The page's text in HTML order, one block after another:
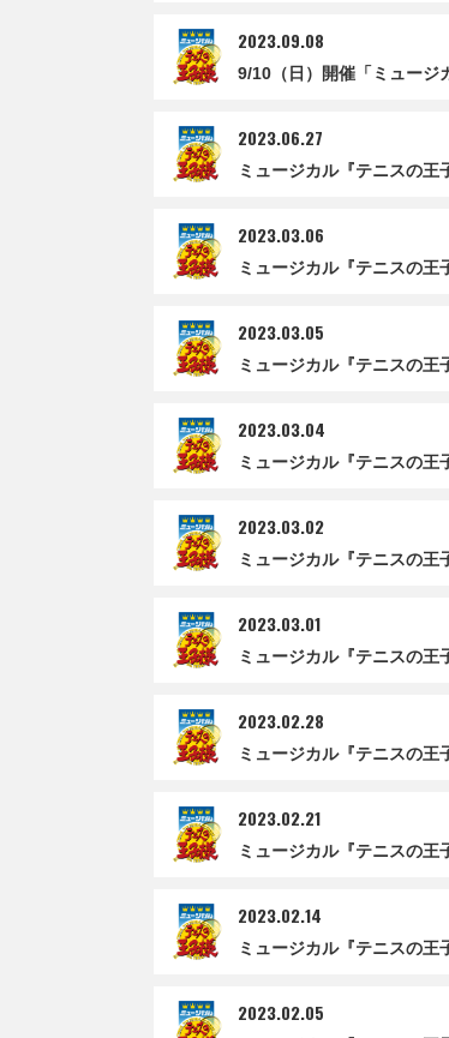
2023.09.08
9/10（日）開催「ミュージ
2023.06.27
ミュージカル『テニスの
2023.03.06
ミュージカル『テニスの
2023.03.05
ミュージカル『テニスの
2023.03.04
ミュージカル『テニスの
2023.03.02
ミュージカル『テニスの
2023.03.01
ミュージカル『テニスの
2023.02.28
ミュージカル『テニスの
2023.02.21
ミュージカル『テニスの
2023.02.14
ミュージカル『テニスの
2023.02.05